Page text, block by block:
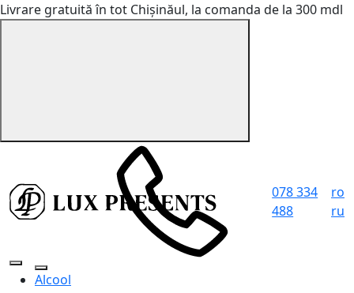
Livrare gratuită în tot Chișinăul, la comanda de la 300 mdl
078 334
488
ro
ru
Alcool